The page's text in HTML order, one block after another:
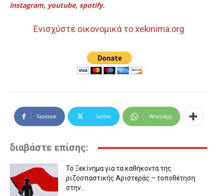
instagram, youtube, spotify.
Ενισχύστε οικονομικά το xekinima.org
Facebook Twitter WhatsApp
διαβάστε επίσης:
Το Ξεκίνημα για τα καθήκοντα της
ριζοσπαστικής Αριστεράς – τοποθέτηση
στην...